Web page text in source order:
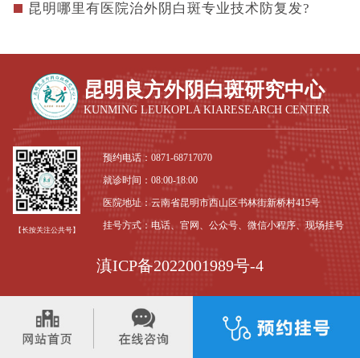
昆明哪里有医院治外阴白斑专业技术防复发?
昆明良方外阴白斑研究中心
KUNMING LEUKOPLA KIARESEARCH CENTER
【长按关注公共号】
预约电话：0871-68717070
就诊时间：08:00-18:00
医院地址：云南省昆明市西山区书林街新桥村415号
挂号方式：电话、官网、公众号、微信小程序、现场挂号
滇ICP备2022001989号-4